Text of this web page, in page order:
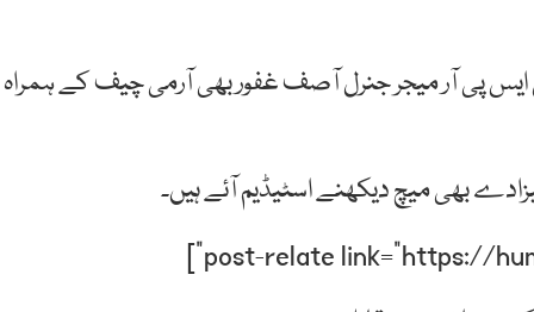
ایس پی آر میجر جنرل آصف غفور بھی آرمی چیف کے ہمراہ
بھی میچ دیکھنے اسٹیڈیم آئے ہیں۔